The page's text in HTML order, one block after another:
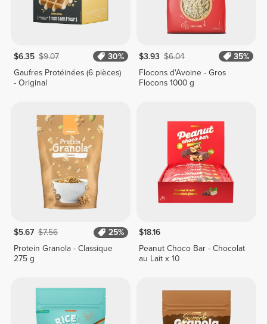
$6.35 $9.07
30%
Gaufres Protéinées (6 pièces)
- Original
$3.93 $6.04
35%
Flocons d'Avoine - Gros
Flocons 1000 g
$5.67 $7.56
25%
Protein Granola - Classique
275 g
$18.16
Peanut Choco Bar - Chocolat
au Lait x 10